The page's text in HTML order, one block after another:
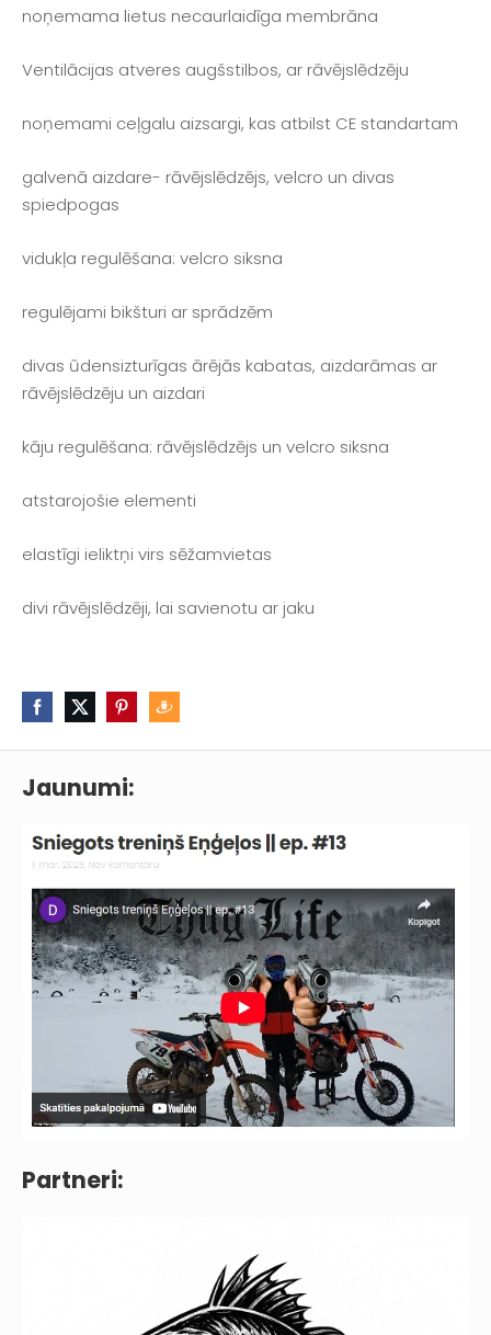
Jaunumi:
Partneri:
noņemama lietus necaurlaidīga membrāna
Ventilācijas atveres augšstilbos, ar rāvējslēdzēju
noņemami ceļgalu aizsargi, kas atbilst CE standartam
galvenā aizdare- rāvējslēdzējs, velcro un divas
spiedpogas
vidukļa regulēšana: velcro siksna
regulējami bikšturi ar sprādzēm
divas ūdensizturīgas ārējās kabatas, aizdarāmas ar
rāvējslēdzēju un aizdari
kāju regulēšana: rāvējslēdzējs un velcro siksna
atstarojošie elementi
elastīgi ieliktņi virs sēžamvietas
divi rāvējslēdzēji, lai savienotu ar jaku